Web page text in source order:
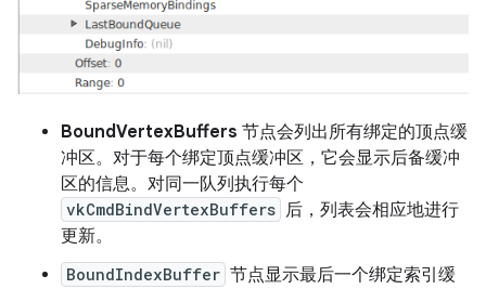
BoundVertexBuffers 节点会列出所有绑定的顶点缓
冲区。对于每个绑定顶点缓冲区，它会显示后备缓冲
区的信息。对同一队列执行每个
vkCmdBindVertexBuffers 后，列表会相应地进行
更新。
BoundIndexBuffer 节点显示最后一个绑定索引缓